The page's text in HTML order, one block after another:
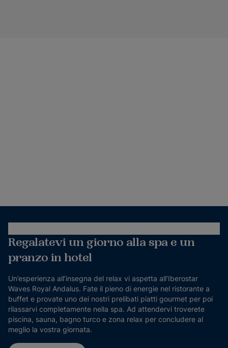
Regalatevi un giorno alla spa e un
pranzo in hotel
Un’esperienza all’insegna del relax vi aspetta all’Iberostar
Waves Royal Andalus. Fate il pieno di energie nel ristorante a
buffet e provate uno dei nostri prelibati piatti gourmet per poi
rilassarvi completamente nella spa. Ad attendervi troverete
piscina, sauna, bagno turco e zona relax per concludere al
meglio la vostra giornata.